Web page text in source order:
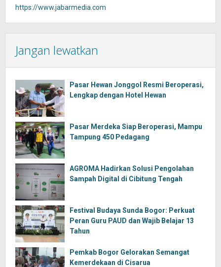
https://www.jabarmedia.com
Jangan lewatkan
Pasar Hewan Jonggol Resmi Beroperasi,
Lengkap dengan Hotel Hewan
Pasar Merdeka Siap Beroperasi, Mampu
Tampung 450 Pedagang
AGROMA Hadirkan Solusi Pengolahan
Sampah Digital di Cibitung Tengah
Festival Budaya Sunda Bogor: Perkuat
Peran Guru PAUD dan Wajib Belajar 13
Tahun
Pemkab Bogor Gelorakan Semangat
Kemerdekaan di Cisarua